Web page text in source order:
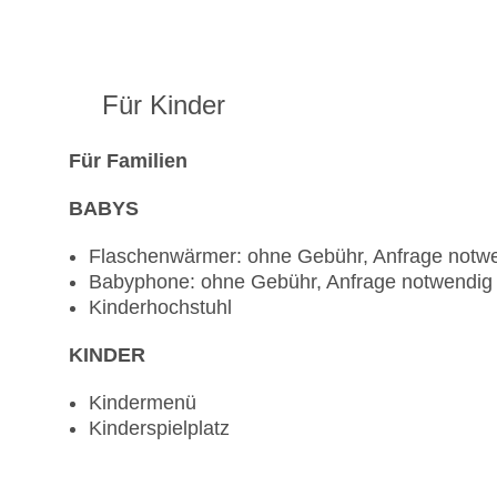
Für Kinder
Für Familien
BABYS
Flaschenwärmer: ohne Gebühr, Anfrage
Babyphone: ohne Gebühr, Anfrage notwendig
Kinderhochstuhl
KINDER
Kindermenü
Kinderspielplatz